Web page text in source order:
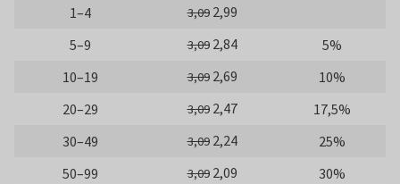
1–4
3,09 2,99
5–9
3,09 2,84
5%
10–19
3,09 2,69
10%
20–29
3,09 2,47
17,5%
30–49
3,09 2,24
25%
50–99
3,09 2,09
30%